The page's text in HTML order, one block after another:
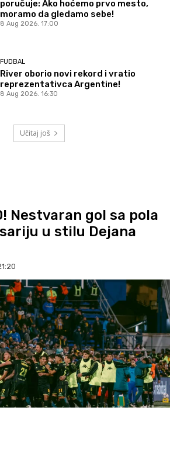
poručuje: Ako hoćemo prvo mesto,
moramo da gledamo sebe!
8 Aug 2026. 17:00
FUDBAL
River oborio novi rekord i vratio
reprezentativca Argentine!
8 Aug 2026. 16:30
Učitaj još